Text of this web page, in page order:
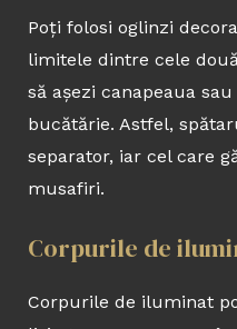
Poți folosi oglinzi
limitele dintre cele
să așezi canapeaua
bucătărie. Astfel,
separator, iar cel care
musafiri.
Corpurile de
Corpurile de iluminat